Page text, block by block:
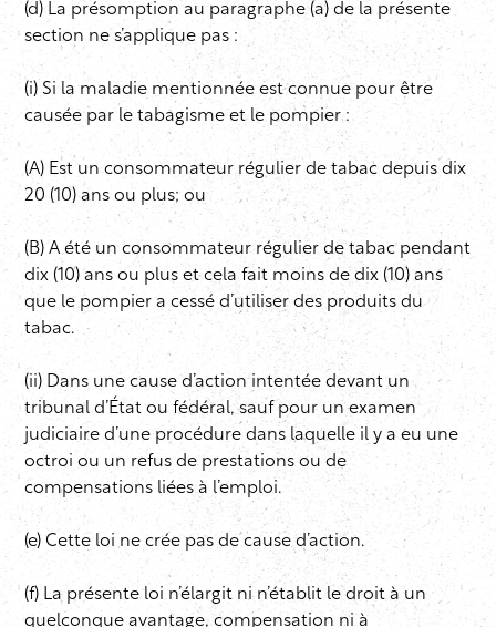
(d) La présomption au paragraphe (a) de la présente
section ne s’applique pas :
(i) Si la maladie mentionnée est connue pour être
causée par le tabagisme et le pompier :
(A) Est un consommateur régulier de tabac depuis dix
20 (10) ans ou plus; ou
(B) A été un consommateur régulier de tabac pendant
dix (10) ans ou plus et cela fait moins de dix (10) ans
que le pompier a cessé d’utiliser des produits du
tabac.
(ii) Dans une cause d’action intentée devant un
tribunal d’État ou fédéral, sauf pour un examen
judiciaire d’une procédure dans laquelle il y a eu une
octroi ou un refus de prestations ou de
compensations liées à l’emploi.
(e) Cette loi ne crée pas de cause d’action.
(f) La présente loi n’élargit ni n’établit le droit à un
quelconque avantage, compensation ni à